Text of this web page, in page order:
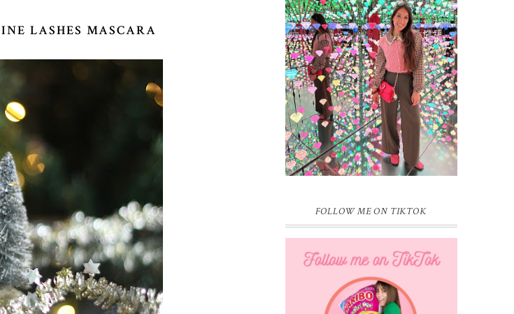
LASHES MASCARA
16 JAAR SPRINKLES ON A
CUPCAKE
Vandaag is het weer zo’n moment waarop
ik even bewust op de pauzeknop duw, want
Sprinkles on a Cupcake bestaat 16 jaar.
Zestien. Dat blijft ...
FOLLOW ME ON TIKTOK